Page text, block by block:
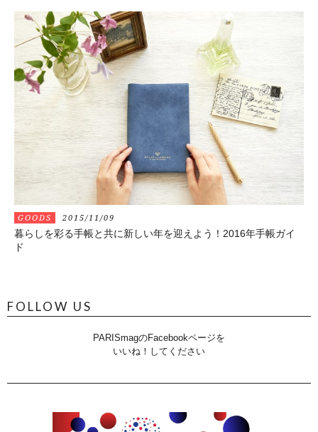
GOODS 2015/11/09
暮らしを彩る手帳と共に新しい年を迎えよう！2016年手帳ガイ
ド
FOLLOW US
PARISmagのFacebookページを
いいね！してください